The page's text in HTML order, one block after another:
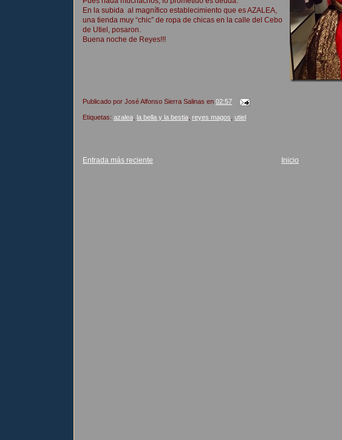
En la subida al magnífico establecimiento que es AZALEA,
una tienda muy “chic” de ropa de chicas en la calle del Cebo
de Utiel, posaron.
Buena noche de Reyes!!!
Publicado por José Alfonso Sierra Salinas en 02:57
Etiquetas: azalea la bella y la bestia reyes magos utiel
Entrada más reciente Inicio